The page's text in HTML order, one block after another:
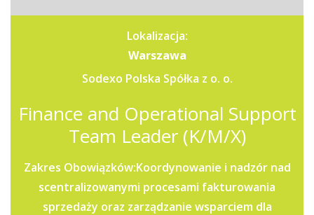
Lokalizacja:
Warszawa
Sodexo Polska Spółka z o. o.
Finance and Operational Support
Team Leader (K/M/X)
Zakres Obowiązków:Koordynowanie i nadzór nad
scentralizowanymi procesami fakturowania
sprzedaży oraz zarządzanie wsparciem dla